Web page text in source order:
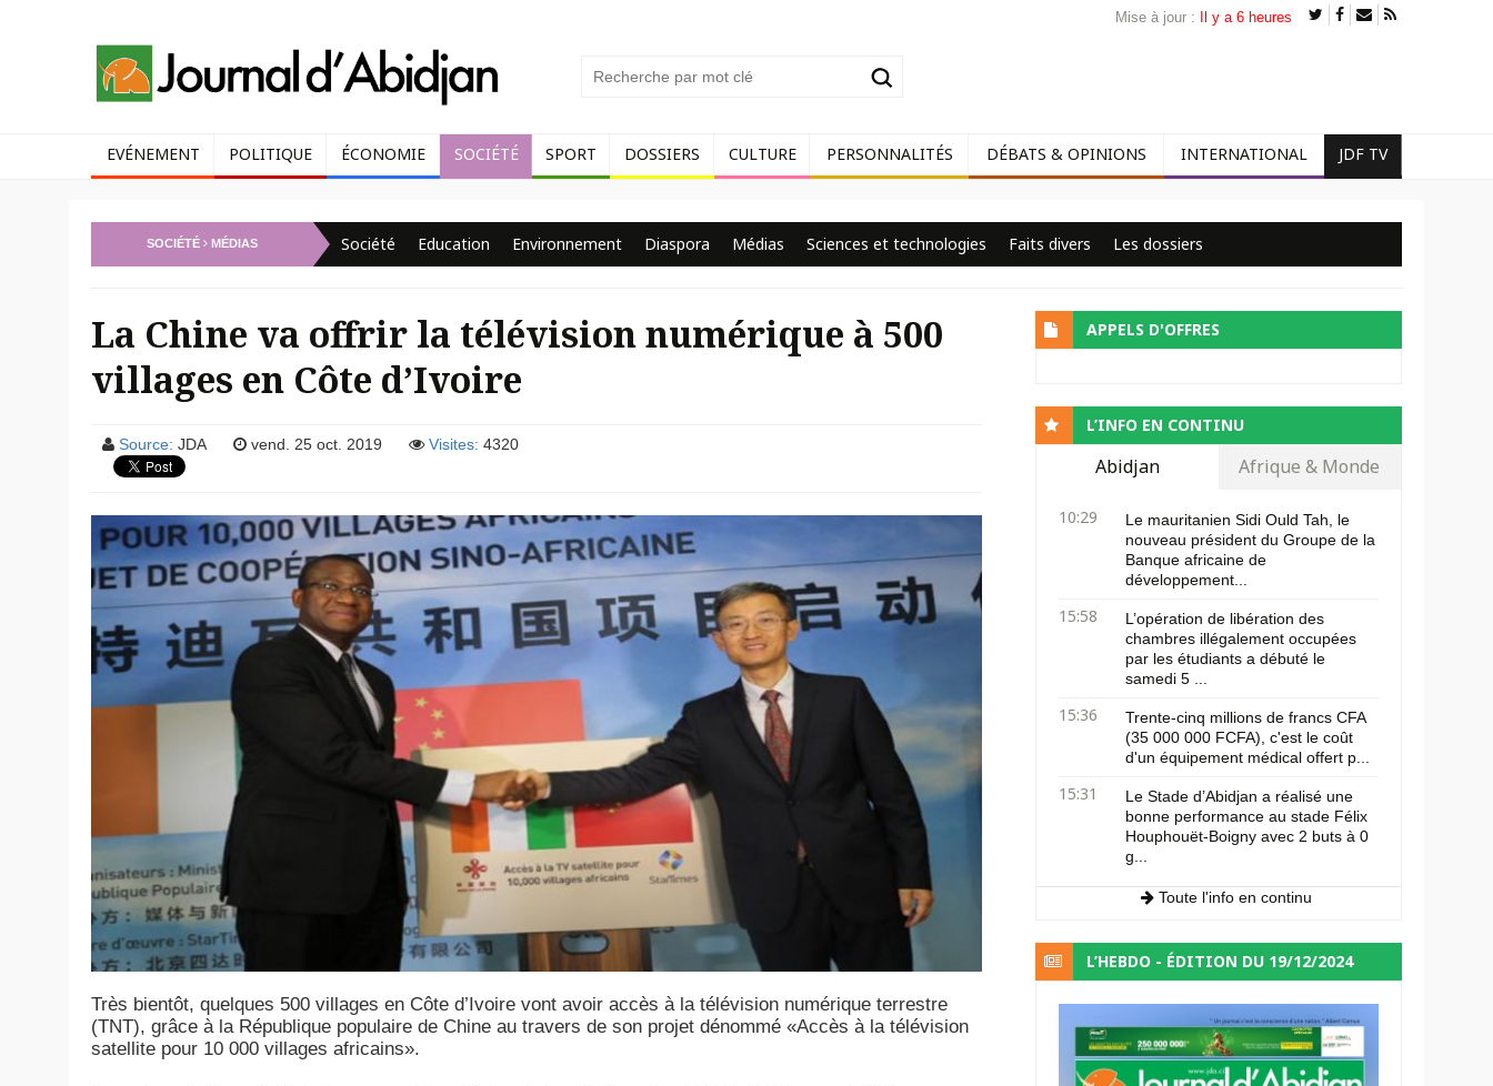
Mise à jour : Il y a 6 heures
EVÉNEMENT POLITIQUE ÉCONOMIE SOCIÉTÉ SPORT DOSSIERS CULTURE PERSONNALITÉS DÉBATS & OPINIONS INTERNATIONAL JDF TV
SOCIÉTÉ MÉDIAS Société Education Environnement Diaspora Médias Sciences et technologies Faits divers Les dossiers
La Chine va offrir la télévision numérique à 500
villages en Côte d’Ivoire
Source: JDA vend. 25 oct. 2019 Visites: 4320
Très bientôt, quelques 500 villages en Côte d’Ivoire vont avoir accès à la télévision numérique terrestre
(TNT), grâce à la République populaire de Chine au travers de son projet dénommé «Accès à la télévision
satellite pour 10 000 villages africains».
APPELS D'OFFRES
L’INFO EN CONTINU
Abidjan Afrique & Monde
10:29
Le mauritanien Sidi Ould Tah, le
nouveau président du Groupe de la
Banque africaine de
développement...
15:58
L’opération de libération des
chambres illégalement occupées
par les étudiants a débuté le
samedi 5 ...
15:36
Trente-cinq millions de francs CFA
(35 000 000 FCFA), c'est le coût
d'un équipement médical offert p...
15:31
Le Stade d’Abidjan a réalisé une
bonne performance au stade Félix
Houphouët-Boigny avec 2 buts à 0
g...
Toute l'info en continu
L’HEBDO - ÉDITION DU 19/12/2024